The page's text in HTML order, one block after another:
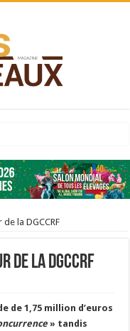
!
la DGCCRF
la DGCCRF
de 1,75 million d’euros
» tandis